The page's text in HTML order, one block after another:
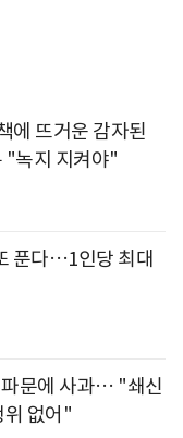
에 뜨거운 감자된
녹지 지켜야"
푼다…1인당 최대
문에 사과… "쇄신
위 없어"